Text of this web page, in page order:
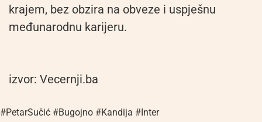
krajem, bez obzira na obveze i uspješnu
međunarodnu karijeru.
izvor: Vecernji.ba
#PetarSučić #Bugojno #Kandija #Inter